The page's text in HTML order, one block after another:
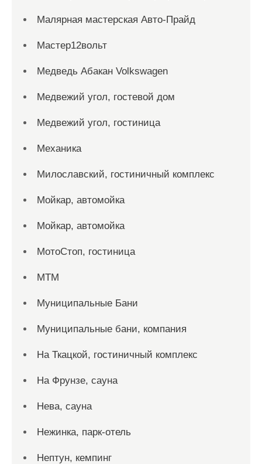
Малярная мастерская Авто-Прайд
Мастер12вольт
Медведь Абакан Volkswagen
Медвежий угол, гостевой дом
Медвежий угол, гостиница
Механика
Милославский, гостиничный комплекс
Мойкар, автомойка
Мойкар, автомойка
МотоСтоп, гостиница
МТМ
Муниципальные Бани
Муниципальные бани, компания
На Ткацкой, гостиничный комплекс
На Фрунзе, сауна
Нева, сауна
Нежинка, парк-отель
Нептун, кемпинг